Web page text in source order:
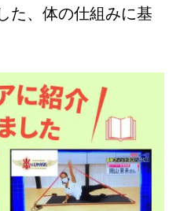
た、体の仕組みに基